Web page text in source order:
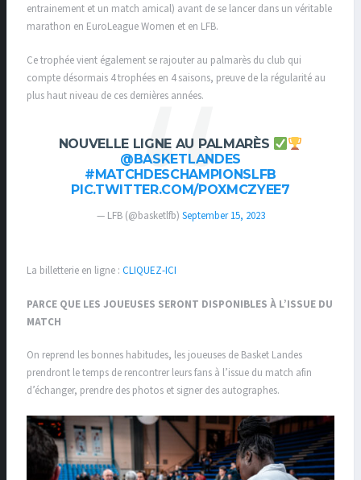
entrainement et un match amical) avant de se lancer dans un véritable
marathon en EuroLeague Women et en LFB.
Ce trophée vient également se rajouter au palmarès du club qui
compte désormais 4 trophées en 4 saisons, preuve de la régularité au
plus haut niveau de ces dernières années.
NOUVELLE LIGNE AU PALMARÈS
@BASKETLANDES
#MATCHDESCHAMPIONSLFB
PIC.TWITTER.COM/POXMCZYEE7
— LFB (@basketlfb) September 15, 2023
La billetterie en ligne : CLIQUEZ-ICI
PARCE QUE LES JOUEUSES SERONT DISPONIBLES À L’ISSUE DU
MATCH
On reprend les bonnes habitudes, les joueuses de Basket Landes
prendront le temps de rencontrer leurs fans à l’issue du match afin
d’échanger, prendre des photos et signer des autographes.